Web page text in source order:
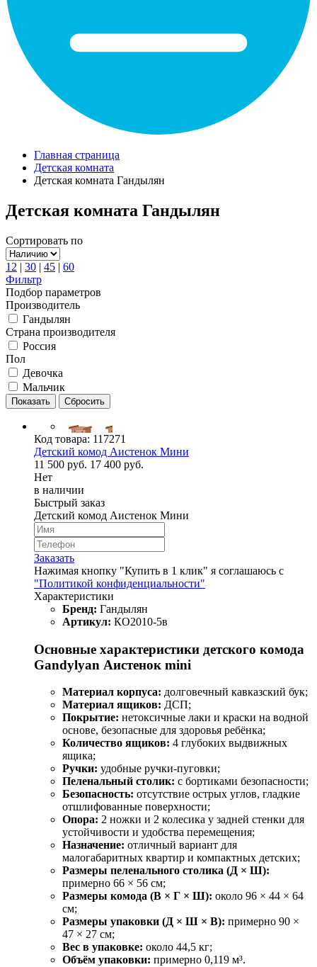
Главная страница
Детская комната
Детская комната Гандылян
Детская комната Гандылян
Сортировать по
12 | 30 | 45 | 60
Фильтр
Подбор параметров
Производитель
Гандылян
Страна производителя
Россия
Пол
Девочка
Мальчик
Код товара: 117271
Детский комод Аистенок Мини
11 500 руб. 17 400 руб.
Нет
в наличии
Быстрый заказ
Детский комод Аистенок Мини
Заказать
Нажимая кнопку "Купить в 1 клик" я соглашаюсь с
"Политикой конфиденциальности"
Характеристики
Бренд: Гандылян
Артикул: КО2010-5в
Основные характеристики детского комода
Gandylyan Аистенок mini
Материал корпуса: долговечный кавказский бук;
Материал ящиков: ДСП;
Покрытие: нетоксичные лаки и краски на водной
основе, безопасные для здоровья ребёнка;
Количество ящиков: 4 глубоких выдвижных
ящика;
Ручки: удобные ручки-пуговки;
Пеленальный столик: с бортиками безопасности;
Безопасность: отсутствие острых углов, гладкие
отшлифованные поверхности;
Опора: 2 ножки и 2 колесика у задней стенки для
устойчивости и удобства перемещения;
Назначение: отличный вариант для
малогабаритных квартир и компактных детских;
Размеры пеленального столика (Д × Ш):
примерно 66 × 56 см;
Размеры комода (В × Г × Ш): около 96 × 44 × 64
см;
Размеры упаковки (Д × Ш × В): примерно 90 ×
47 × 27 см;
Вес в упаковке: около 44,5 кг;
Объём упаковки: примерно 0,119 м³.